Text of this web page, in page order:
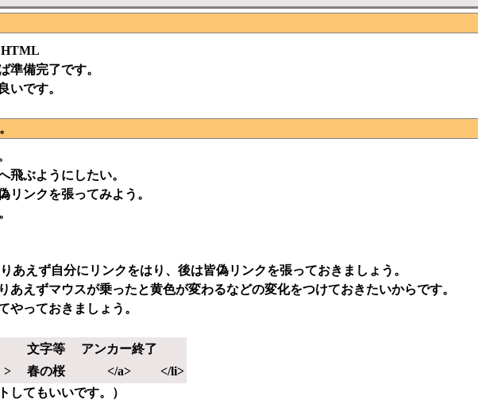
準備完了です。
いです。
飛ぶようにしたい。
リンクを張ってみよう。
あえず自分にリンクをはり、後は皆偽リンクを張っておきましょう。
あえずマウスが乗ったと黄色が変わるなどの変化をつけておきたいからです。
やっておきましょう。
文字等
アンカー終了
> 春の桜 </a>
</li>
してもいいです。）